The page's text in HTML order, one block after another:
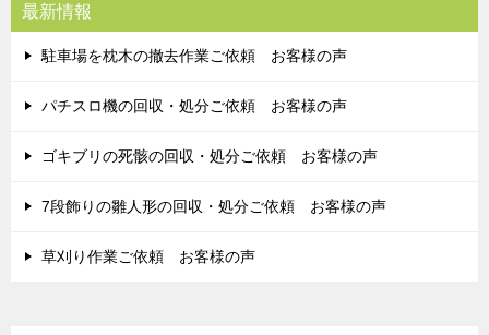
最新情報
駐車場を枕木の撤去作業ご依頼 お客様の声
パチスロ機の回収・処分ご依頼 お客様の声
ゴキブリの死骸の回収・処分ご依頼 お客様の声
7段飾りの雛人形の回収・処分ご依頼 お客様の声
草刈り作業ご依頼 お客様の声